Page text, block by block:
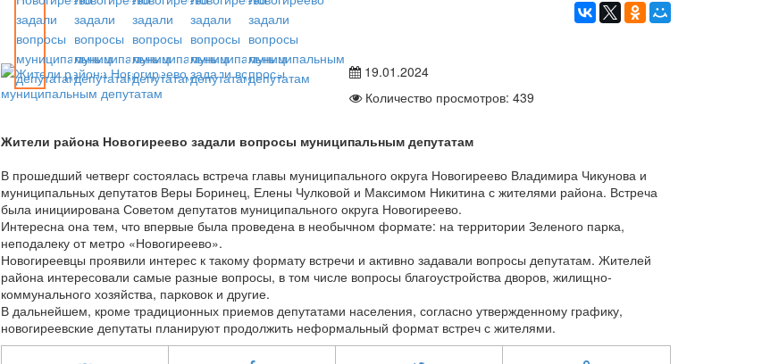
19.01.2024
Количество просмотров: 439
Жители района Новогиреево задали вопросы муниципальным депутатам
В прошедший четверг состоялась встреча главы муниципального округа Новогиреево Владимира Чикунова и
муниципальных депутатов Веры Боринец, Елены Чулковой и Максимом Никитина с жителями района. Встреча
была инициирована Советом депутатов муниципального округа Новогиреево.
Интересна она тем, что впервые была проведена в необычном формате: на территории Зеленого парка,
неподалеку от метро «Новогиреево».
Новогиреевцы проявили интерес к такому формату встречи и активно задавали вопросы депутатам. Жителей
района интересовали самые разные вопросы, в том числе вопросы благоустройства дворов, жилищно-
коммунального хозяйства, парковок и другие.
В дальнейшем, кроме традиционных приемов депутатами населения, согласно утвержденному графику,
новогиреевские депутаты планируют продолжить неформальный формат встреч с жителями.